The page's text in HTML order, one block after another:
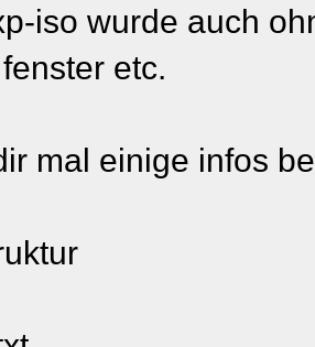
iso wurde auch
etc.
mal einige infos